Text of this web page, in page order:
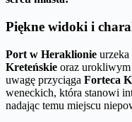
Piękne widoki i
Port w Heraklionie
Kreteńskie oraz urokliwym
uwagę przyciąga Forteca
weneckich, która stanowi
nadając temu miejscu